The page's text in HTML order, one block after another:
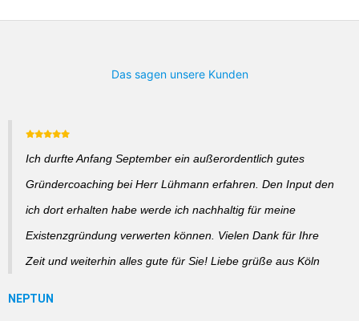
Das sagen unsere Kunden
Ich durfte Anfang September ein außerordentlich gutes
Gründercoaching bei Herr Lühmann erfahren. Den Input den
ich dort erhalten habe werde ich nachhaltig für meine
Existenzgründung verwerten können. Vielen Dank für Ihre
Zeit und weiterhin alles gute für Sie! Liebe grüße aus Köln